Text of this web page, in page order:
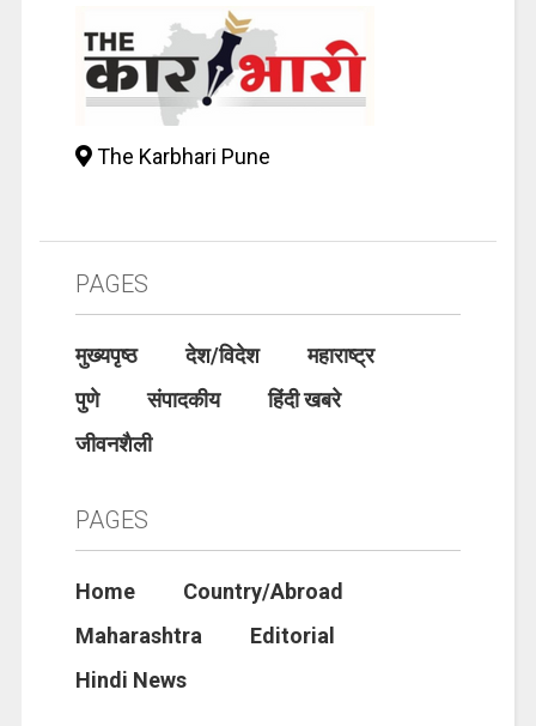
The Karbhari Pune
PAGES
मुख्यपृष्ठ देश/विदेश
महाराष्ट्र
पुणे
संपादकीय
हिंदी खबरे
जीवनशैली
PAGES
Home
Country/Abroad
Maharashtra
Editorial
Hindi News